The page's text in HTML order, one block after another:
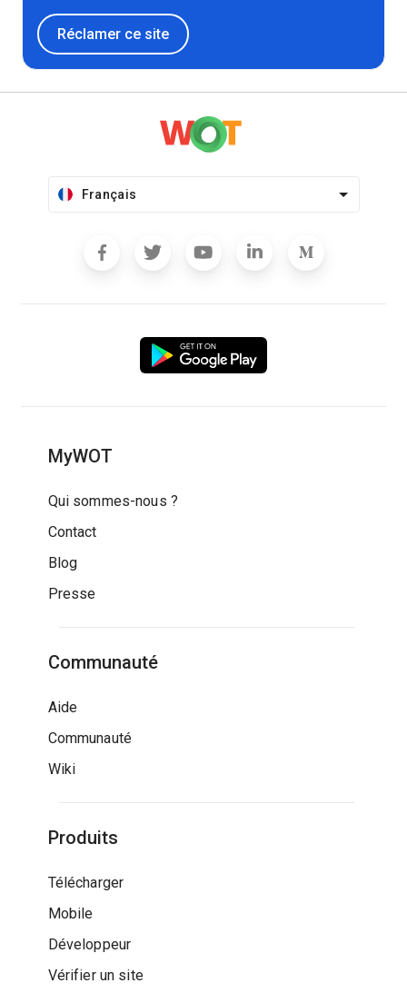
Réclamer ce site
Français
MyWOT
Qui sommes-nous ?
Contact
Blog
Presse
Communauté
Aide
Communauté
Wiki
Produits
Télécharger
Mobile
Développeur
Vérifier un site